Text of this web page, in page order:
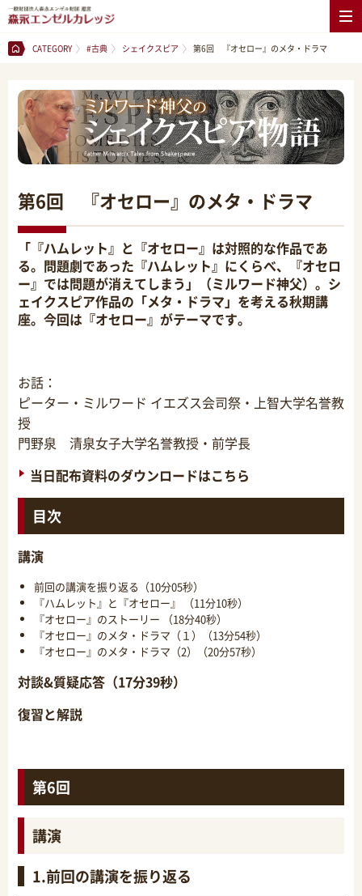
CATEGORY #古典 シェイクスピア 第6回 『オセロー』のメタ・ドラマ
第6回 『オセロー』のメタ・ドラマ
「『ハムレット』と『オセロー』は対照的な作品であ
る。問題劇であった『ハムレット』にくらべ、『オセロ
ー』では問題が消えてしまう」（ミルワード神父）。シ
ェイクスピア作品の「メタ・ドラマ」を考える秋期講
座。今回は『オセロー』がテーマです。
お話：
ピーター・ミルワード イエズス会司祭・上智大学名誉教
授
門野泉 清泉女子大学名誉教授・前学長
当日配布資料のダウンロードはこちら
目次
講演
前回の講演を振り返る（10分05秒）
『ハムレット』と『オセロー』 （11分10秒）
『オセロー』のストーリー （18分40秒）
『オセロー』のメタ・ドラマ（１）（13分54秒）
『オセロー』のメタ・ドラマ（2）（20分57秒）
対談&質疑応答（17分39秒）
復習と解説
第6回
講演
1.前回の講演を振り返る